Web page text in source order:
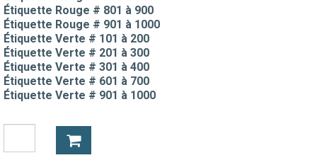
Étiquette Rouge # 801 à 900
Étiquette Rouge # 901 à 1000
Étiquette Verte # 101 à 200
Étiquette Verte # 201 à 300
Étiquette Verte # 301 à 400
Étiquette Verte # 601 à 700
Étiquette Verte # 901 à 1000